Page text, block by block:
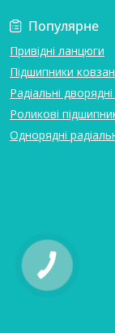
Популярне
Привідні ланцюги
Підшипники
Радіальні
Роликові
Однорядні